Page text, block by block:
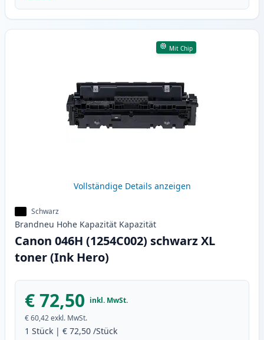
Mit Chip
Vollständige Details anzeigen
Schwarz
Brandneu Hohe Kapazität Kapazität
Canon 046H (1254C002) schwarz XL
toner (Ink Hero)
€ 72,50 inkl. MwSt.
€ 60,42exkl. MwSt.
1 Stück | € 72,50 /Stück